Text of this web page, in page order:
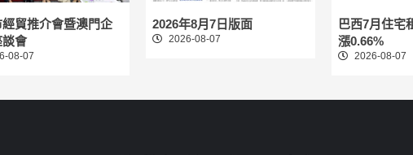
經貿推介會暨澳門企
談會
08-07
2026年8月7日版面
2026-08-07
巴西7月住宅
漲0.66%
2026-08-07